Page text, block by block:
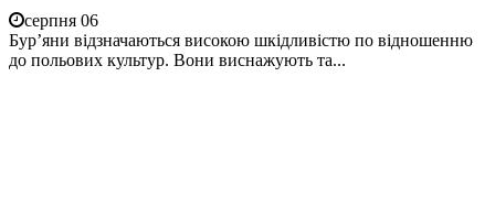
серпня 06
Бур’яни відзначаються високою шкідливістю по відношенню
до польових культур. Вони виснажують та...